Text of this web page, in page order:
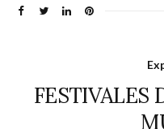
FESTIVALES